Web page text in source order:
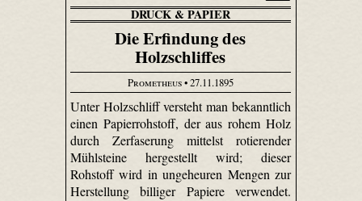
DRUCK & PAPIER
Die Erfindung des
Holzschliffes
Prometheus• 27.11.1895
Unter Holzschliff versteht man bekanntlich
einen Papierrohstoff, der aus rohem Holz
durch Zerfaserung mittelst rotierender
Mühlsteine hergestellt wird; dieser
Rohstoff wird in ungeheuren Mengen zur
Herstellung billiger Papiere verwendet.